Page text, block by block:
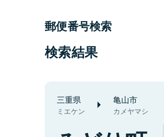
郵便番号検索
検索結果
三重県
ミエケン
亀山市
カメヤマシ